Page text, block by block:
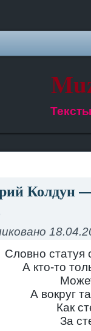
Колдун
Словно статуя
А кто-то
А вокруг
Как
За